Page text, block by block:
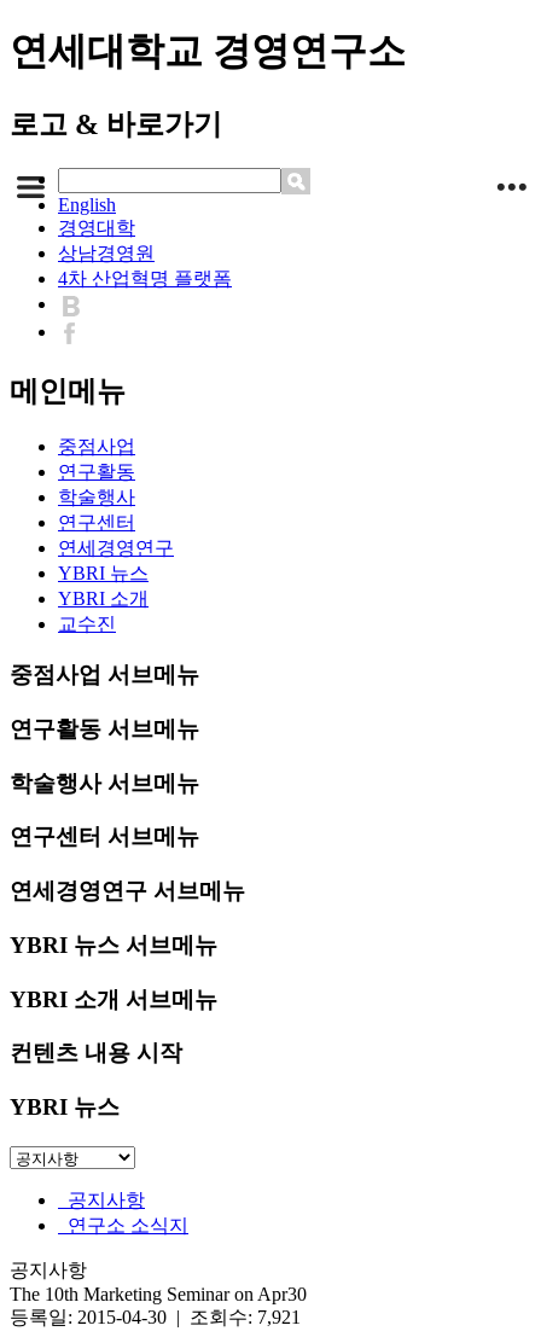
연세대학교 경영연구소
로고 & 바로가기
English
경영대학
상남경영원
4차 산업혁명 플랫폼
메인메뉴
중점사업
연구활동
학술행사
연구센터
연세경영연구
YBRI 뉴스
YBRI 소개
교수진
중점사업 서브메뉴
연구활동 서브메뉴
학술행사 서브메뉴
연구센터 서브메뉴
연세경영연구 서브메뉴
YBRI 뉴스 서브메뉴
YBRI 소개 서브메뉴
컨텐츠 내용 시작
YBRI 뉴스
공지사항
연구소 소식지
공지사항
The 10th Marketing Seminar on Apr30
등록일: 2015-04-30 | 조회수: 7,921